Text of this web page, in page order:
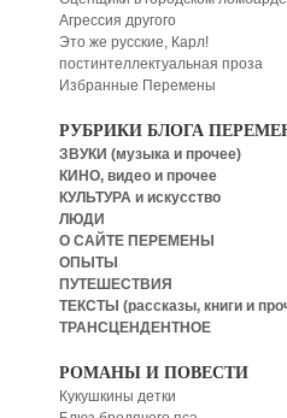
Агрессия другого
Это же русские, Карл!
постинтеллектуальная проза
Избранные Перемены
РУБРИКИ БЛОГА
ЗВУКИ (музыка и прочее)
КИНО, видео и прочее
КУЛЬТУРА и искусство
ЛЮДИ
О САЙТЕ ПЕРЕМЕНЫ
ОПЫТЫ
ПУТЕШЕСТВИЯ
ТЕКСТЫ (рассказы, книги и
ТРАНСЦЕНДЕНТНОЕ
РОМАНЫ И ПОВЕСТИ
Кукушкины детки